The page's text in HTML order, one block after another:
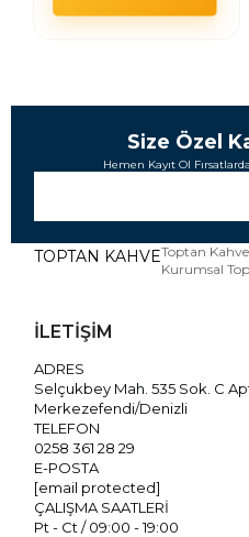
Size Özel
Hemen Kayıt Ol
TOPTAN KAHVEToptan
Kurumsal
İLETİŞİM
ADRES
Selçukbey Mah. 535 Sok. C
Merkezefendi/Denizli
TELEFON
0258 361 28 29
E-POSTA
[email protected]
ÇALIŞMA SAATLERİ
Pt - Ct / 09:00 - 19:00